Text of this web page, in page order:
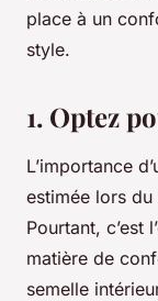
place à un
style.
1. Optez
L’importance
estimée lors du
Pourtant, c’est
matière de
semelle